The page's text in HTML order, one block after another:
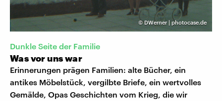
© DWerner | photocase.de
Dunkle Seite der Familie
Was vor uns war
Erinnerungen prägen Familien: alte Bücher, ein
antikes Möbelstück, vergilbte Briefe, ein wertvolles
Gemälde, Opas Geschichten vom Krieg, die wir